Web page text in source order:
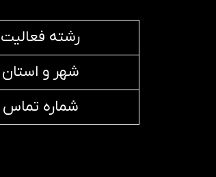
رشته فعالیت
شهر و استان
شماره تماس